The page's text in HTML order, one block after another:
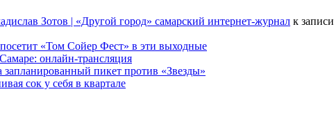
Зотов | «Другой город» самарский интернет-журнал к записи
«Том Сойер Фест» в эти выходные
онлайн-трансляция
пикет против «Звезды»
сок у себя в квартале